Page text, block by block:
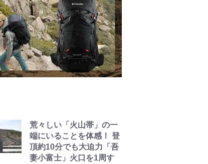
荒々しい「火山帯」の一
端にいることを体感！ 登
頂約10分でも大迫力「吾
妻小富士」火口を1周す